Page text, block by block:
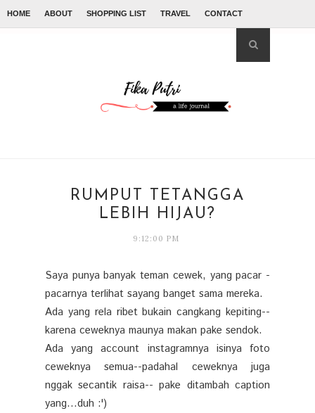
HOME ABOUT SHOPPING LIST TRAVEL CONTACT
RUMPUT TETANGGA
LEBIH HIJAU?
9:12:00 PM
Saya punya banyak teman cewek, yang pacar -
pacarnya terlihat sayang banget sama mereka.
Ada yang rela ribet bukain cangkang kepiting--
karena ceweknya maunya makan pake sendok.
Ada yang account instagramnya isinya foto
ceweknya semua--padahal ceweknya juga
nggak secantik raisa-- pake ditambah caption
yang...duh :')